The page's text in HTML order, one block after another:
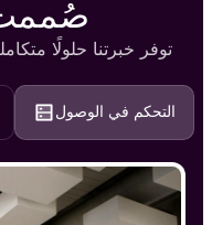
توفر خبرتنا حلولًا
التحكم في الوصول